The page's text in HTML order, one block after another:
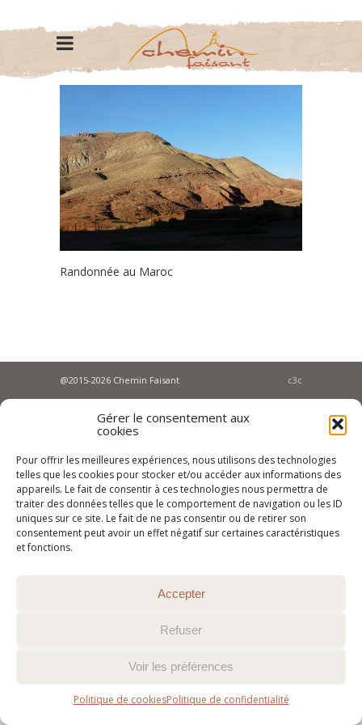
Gérer le consentement aux
cookies
Pour offrir les meilleures expériences, nous utilisons des technologies
telles que les cookies pour stocker et/ou accéder aux informations des
appareils. Le fait de consentir à ces technologies nous permettra de
traiter des données telles que le comportement de navigation ou les ID
uniques sur ce site. Le fait de ne pas consentir ou de retirer son
consentement peut avoir un effet négatif sur certaines caractéristiques
et fonctions.
Accepter
Refuser
Voir les préférences
Politique de cookiesPolitique de confidentialité
Randonnée au Maroc
@2015-2026 Chemin Faisant c3c